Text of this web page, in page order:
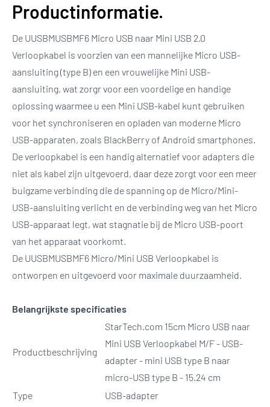
Productinformatie.
De UUSBMUSBMF6 Micro USB naar Mini USB 2.0
Verloopkabel is voorzien van een mannelijke Micro USB-
aansluiting (type B) en een vrouwelijke Mini USB-
aansluiting, wat zorgr voor een voordelige en handige
oplossing waarmee u een Mini USB-kabel kunt gebruiken
voor het synchroniseren en opladen van moderne Micro
USB-apparaten, zoals BlackBerry of Android smartphones.
De verloopkabel is een handig alternatief voor adapters die
niet als kabel zijn uitgevoerd, daar deze zorgt voor een meer
buigzame verbinding die de spanning op de Micro/Mini-
USB-aansluiting verlicht en de verbinding weg van het Micro
USB-apparaat legt, wat stagnatie bij de Micro USB-poort
van het apparaat voorkomt.
De UUSBMUSBMF6 Micro/Mini USB Verloopkabel is
ontworpen en uitgevoerd voor maximale duurzaamheid.
Belangrijkste specificaties
Productbeschrijving
StarTech.com 15cm Micro USB naar
Mini USB Verloopkabel M/F - USB-
adapter - mini USB type B naar
micro-USB type B - 15.24 cm
Type
USB-adapter